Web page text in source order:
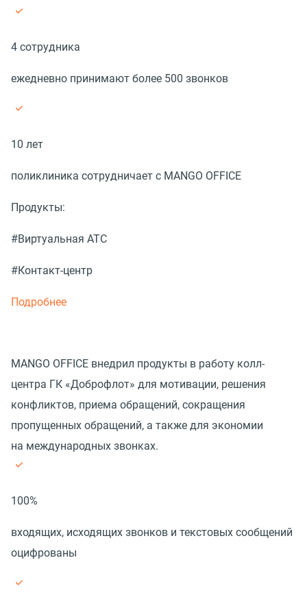
4 сотрудника
ежедневно принимают более 500 звонков
10 лет
поликлиника сотрудничает с MANGO OFFICE
Продукты:
#Виртуальная АТС
#Контакт-центр
Подробнее
MANGO OFFICE внедрил продукты в работу колл-
центра ГК «Доброфлот» для мотивации, решения
конфликтов, приема обращений, сокращения
пропущенных обращений, а также для экономии
на международных звонках.
100%
входящих, исходящих звонков и текстовых сообщений
оцифрованы